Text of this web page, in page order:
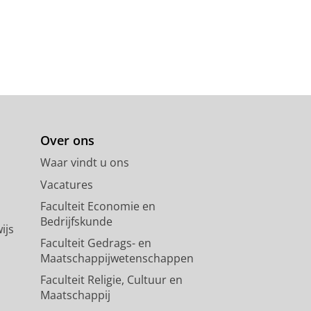
Over ons
Waar vindt u ons
Vacatures
Faculteit Economie en
Bedrijfskunde
Faculteit Gedrags- en
Maatschappijwetenschappen
Faculteit Religie, Cultuur en
Maatschappij